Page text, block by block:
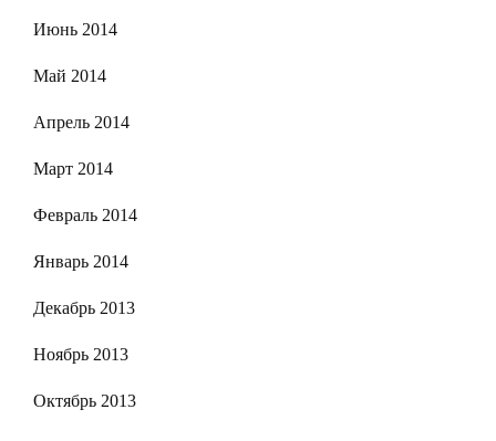
Июнь 2014
Май 2014
Апрель 2014
Март 2014
Февраль 2014
Январь 2014
Декабрь 2013
Ноябрь 2013
Октябрь 2013